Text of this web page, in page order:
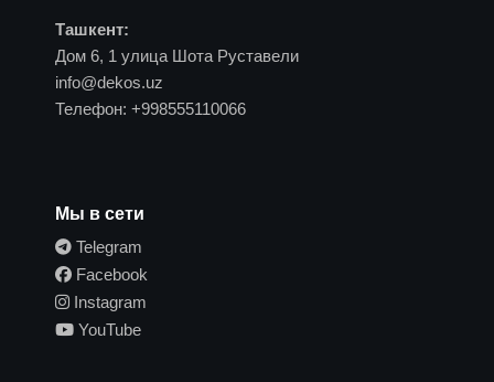
Ташкент:
Дом 6, 1 улица Шота Руставели
info@dekos.uz
Телефон: +998555110066
Мы в сети
Telegram
Facebook
Instagram
YouTube